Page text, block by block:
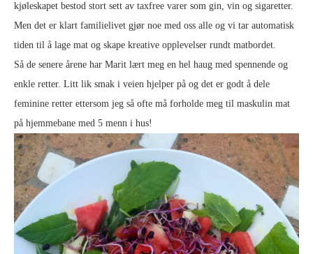
kjøleskapet bestod stort sett av taxfree varer som gin, vin og sigaretter.
Men det er klart familielivet gjør noe med oss alle og vi tar automatisk
tiden til å lage mat og skape kreative opplevelser rundt matbordet.
Så de senere årene har Marit lært meg en hel haug med spennende og
enkle retter. Litt lik smak i veien hjelper på og det er godt å dele
feminine retter ettersom jeg så ofte må forholde meg til maskulin mat
på hjemmebane med 5 menn i hus!